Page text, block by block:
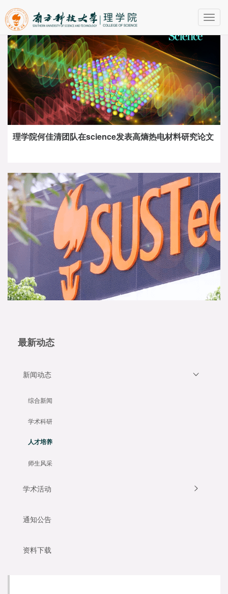
理学院何佳清团队在science发表高熵热电材料研究论文
最新动态
新闻动态
综合新闻
学术科研
人才培养
师生风采
学术活动
通知公告
资料下载